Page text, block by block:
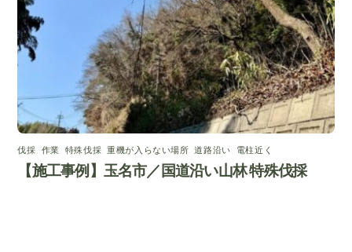
伐採 作業 特殊伐採 ,重機が入らない場所 ,道路沿い 電柱近く
【施工事例】玉名市／国道沿い山林 特殊伐採